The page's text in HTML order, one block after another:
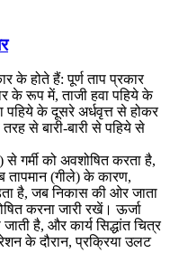
के होते हैं: पूर्ण ताप प्रकार
के रूप में, ताजी हवा पहिये के
पहिये के दूसरे अर्धवृत्त से होकर
से बारी-बारी से पहिये से
से गर्मी को अवशोषित करता है,
तापमान (गीले) के कारण,
है, जब निकास की ओर जाता
करना जारी रखें। ऊर्जा
जाती है, और कार्य सिद्धांत चित्र
के दौरान, प्रक्रिया उलट